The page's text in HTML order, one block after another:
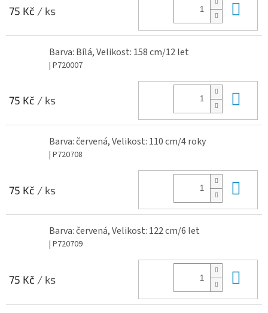
75 Kč / ks
Barva: Bílá, Velikost: 158 cm/12 let
| P720007
75 Kč / ks
Barva: červená, Velikost: 110 cm/4 roky
| P720708
75 Kč / ks
Barva: červená, Velikost: 122 cm/6 let
| P720709
75 Kč / ks